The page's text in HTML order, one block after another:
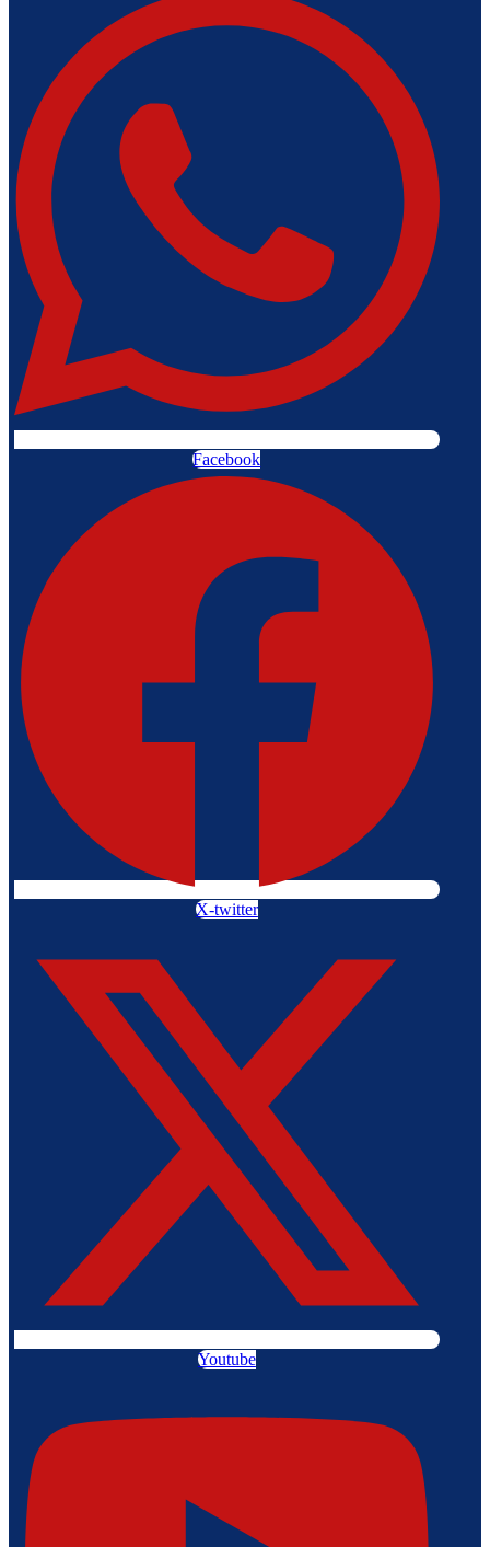
Facebook
X-twitter
Youtube